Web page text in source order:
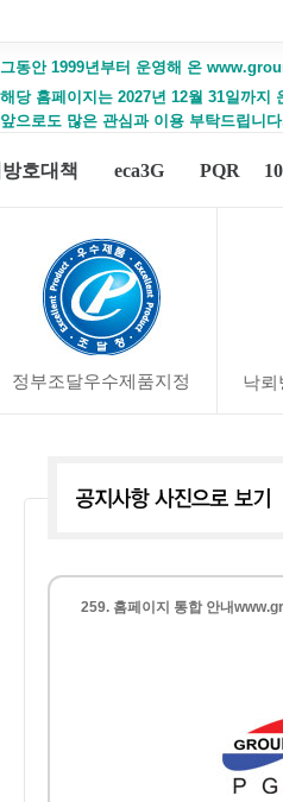
그동안 1999년부터 운영해 온
해당 홈페이지는 2027년 12월 31일까
앞으로도 많은 관심과 이용 부탁드립니
호대책 eca3G PQR
정부조달우수제품지정 낙뢰
259. 홈페이지 통합 안내